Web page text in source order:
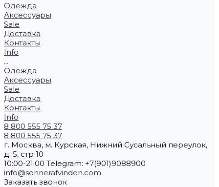
Одежда
Аксессуары
Sale
Доставка
Контакты
Info
...
Одежда
Аксессуары
Sale
Доставка
Контакты
Info
8 800 555 75 37
8 800 555 75 37
г. Москва, м. Курская, Нижний Сусальный переулок,
д. 5, стр 10
10:00-21:00 Telegram: +7(901)9088900
info@sonnerafvinden.com
Заказать звонок